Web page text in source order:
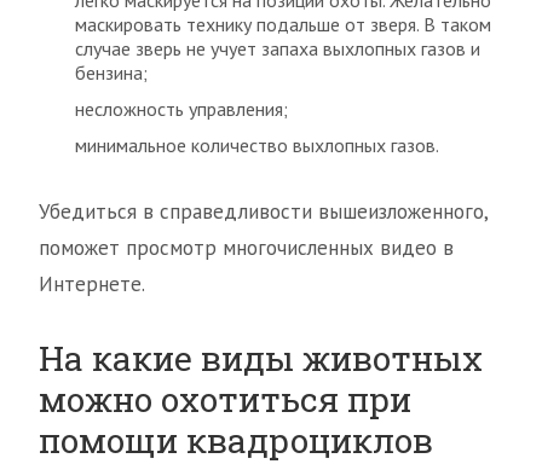
маскировать технику подальше от зверя. В таком
случае зверь не учует запаха выхлопных газов и
бензина;
несложность управления;
минимальное количество выхлопных газов.
Убедиться в справедливости вышеизложенного,
поможет просмотр многочисленных видео в
Интернете.
На какие виды животных
можно охотиться при
помощи квадроциклов